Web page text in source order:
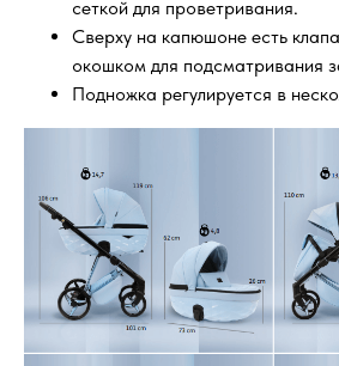
сеткой для проветривания.
Сверху на капюшоне есть
окошком для подсматривания
Подножка регулируется в